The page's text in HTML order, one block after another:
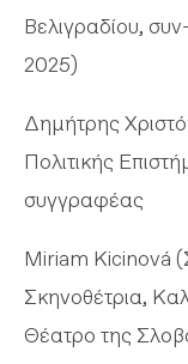
Βελιγραδίου,
2025)
Δημήτρης
Πολιτικής
συγγραφέας
Miriam Kicinová
Σκηνοθέτρια,
Θέατρο της